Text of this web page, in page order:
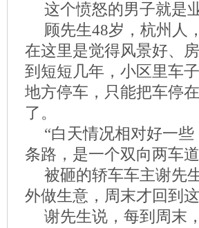
这个愤怒的男子就是
顾先生48岁，杭州人
在这里是觉得风景好、
到短短几年，小区里车
地方停车，只能把车停
了。
“白天情况相对好一
条路，是一个双向两车
被砸的轿车车主谢先
外做生意，周末才回到这
谢先生说，每到周末